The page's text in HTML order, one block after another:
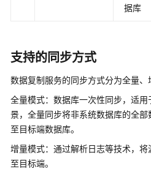
用
指
南
（巴
区
域）
据库
支持的同步方式
数据复制服务的同步方式分为全量、
全量模式：数据库一次性同步，适
景，全量同步将非系统数据库的全
至目标端数据库。
增量模式：通过解析日志等技术，
至目标端。